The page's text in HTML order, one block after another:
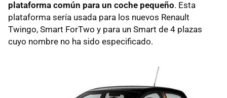
plataforma común para un coche pequeño. Esta
plataforma sería usada para los nuevos Renault
Twingo, Smart ForTwo y para un Smart de 4 plazas
cuyo nombre no ha sido especificado.